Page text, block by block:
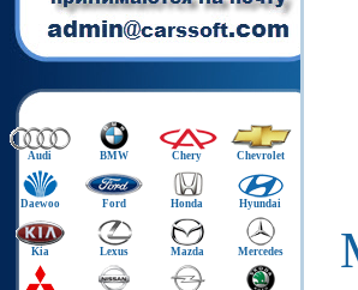
Audi BMW Chery Chevrolet
Daewoo Ford Honda Hyundai
Kia Lexus Mazda Mercedes